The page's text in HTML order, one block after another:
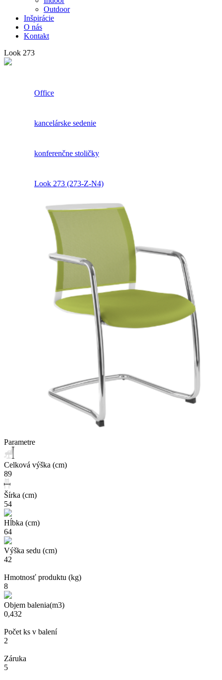
Outdoor
Inšpirácie
O nás
Kontakt
Look 273
Office
kancelárske sedenie
konferenčne stoličky
Look 273 (273-Z-N4)
Parametre
Celková výška (cm)
89
Šírka (cm)
54
Hĺbka (cm)
64
Výška sedu (cm)
42
Hmotnosť produktu (kg)
8
Objem balenia(m3)
0,432
Počet ks v balení
2
Záruka
5